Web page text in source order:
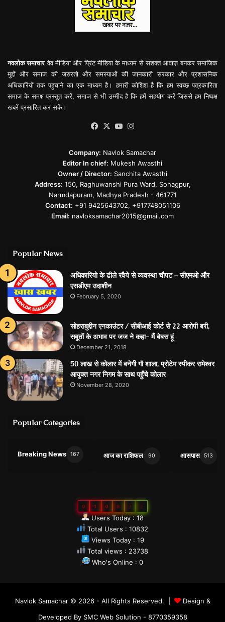
नवलोक समाचारवेव मीडिया और प्रिंट मीडिया के माध्यम से सशक्त आवाज़ बनकर समाजिक
मुद्दों और समाज की जरुरतो और समस्याओं की जानकारी सरकार और प्रशासनिक
अधिकारियों तक पहुचाने का एक माध्यम है। हमारी कोशिश है कि हम स्वच्छ पत्रकारिता
समाज के समक्ष प्रस्तुत करें, समाज से भी उम्मीद है कि हमें सहयोग करें जिससे हम निष्पक्ष
खबरें प्रसारित कर सकें।
Facebook
X YouTube
Company: Navlok Samachar
Editor In chief: Mukesh Awasthi
Owner / Director: Sanchita Awasthi
Address: 150, Raghuwanshi Pura Ward, Sohagpur,
Narmdapuram, Madhya Pradesh - 461771
Contact: +91 9425643702, +917748051106
Email: navloksamachar2015@gmail.com
Popular News
अधिकारियो के ढीले रवैये से व्‍यवस्‍था चौपट – सीएमओ और
एसडीएम उदाशीन
February 5, 2020
सोहराबुद्दीन एनकाउंटर / सीबीआई काेर्ट से 22 आरोपी बरी,
सबूतों के अभाव पर जज ने कहा- मैं बेबस हूं
December 21, 2018
50 लाख से कोलार में बनेगी गौ शाला, प्रोटेम स्पीकर रामेश्वर
आयुक्त नगर निगम के साथ पहुँचे कोलार
November 28, 2020
Popular Categories
Breaking News 167 आज का राशिफल 90 आसपास 513
0 1 0 8 3 2
Users Today : 18
Total Users : 10832
Views Today : 19
Total views : 23738
Who's Online : 0
Navlok Samachar © 2026 - All Rights Reserved. |
Design &
Developed By SMC Web Solution - 8770359358